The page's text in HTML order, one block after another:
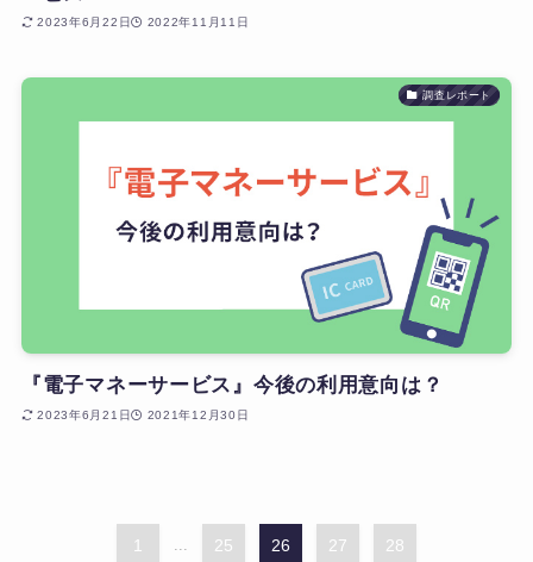
2023年6月22日 2022年11月11日
調査レポート
『電子マネーサービス』今後の利用意向は？
2023年6月21日 2021年12月30日
1 25 26 27 28